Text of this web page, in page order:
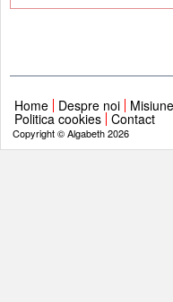
Home Despre noi Misiune
Politica cookies Contact
Copyright © Algabeth 2026